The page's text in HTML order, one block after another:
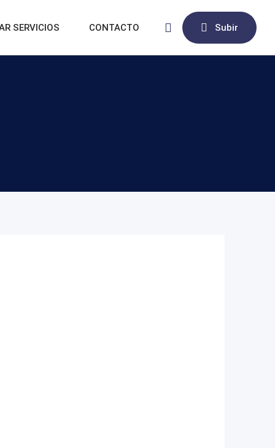
Subir
SERVICIOS CONTACTO